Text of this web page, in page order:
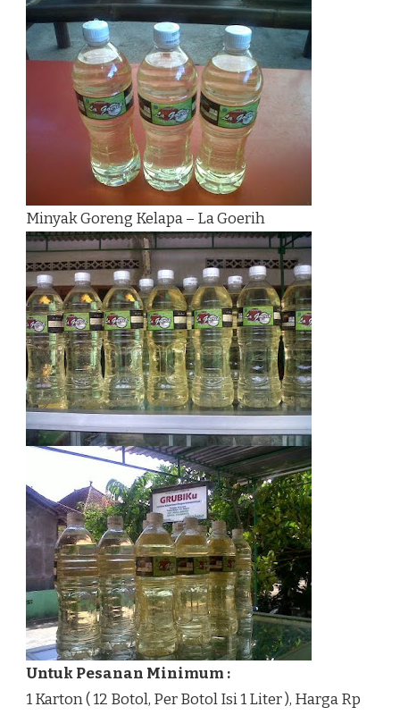
Minyak Goreng Kelapa – La Goerih
Untuk Pesanan Minimum :
1 Karton ( 12 Botol, Per Botol Isi 1 Liter ), Harga Rp